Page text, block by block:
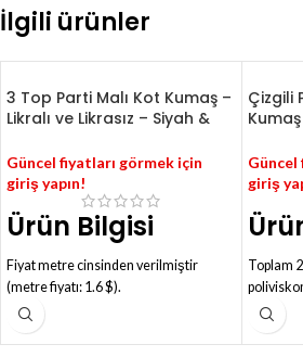
Likralı ve likrasız parçalar içerir.
Kumaşlarda hata yoktur.
İlgili ürünler
3 Top Parti Malı Kot Kumaş –
Likralı ve Likrasız – Siyah &
Güncel fiyatları görmek için
giriş yapın!
Ürün Bilgisi
Fiyat metre cinsinden verilmiştir
(metre fiyatı: 1.6 $).
Toplam 3 top parti malı kot kumaş
vardır (83 kg-138 metre).
Çizgili
PV11
Güncel
giriş
Toplam
Fiyat
Bir